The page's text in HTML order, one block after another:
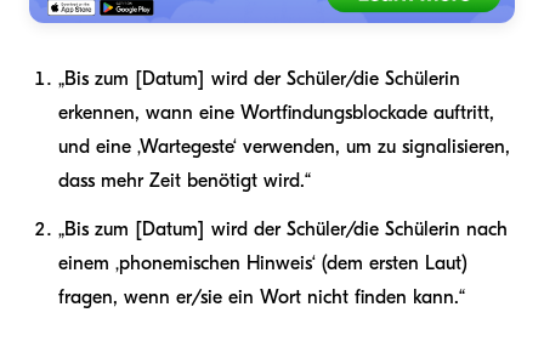
„Bis zum [Datum] wird der Schüler/die Schülerin
erkennen, wann eine Wortfindungsblockade auftritt,
und eine ‚Wartegeste‘ verwenden, um zu signalisieren,
dass mehr Zeit benötigt wird.“
„Bis zum [Datum] wird der Schüler/die Schülerin nach
einem ‚phonemischen Hinweis‘ (dem ersten Laut)
fragen, wenn er/sie ein Wort nicht finden kann.“